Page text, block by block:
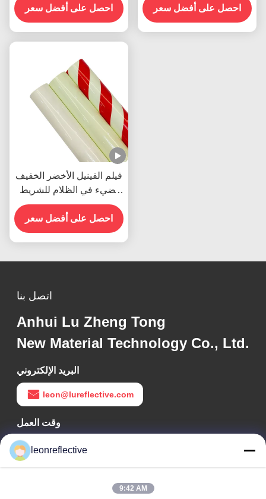
احصل على أفضل سعر
احصل على أفضل سعر
فيلم الفينيل الأخضر الخفيف
يضيء في الظلام للشريط
المضيء
احصل على أفضل سعر
اتصل بنا
Anhui Lu Zheng Tong
New Material Technology Co., Ltd.
البريد الإلكتروني
leon@lureflective.com
وقت العمل
9:00-18:00
عنواننا
leonreflective
9:42 AM